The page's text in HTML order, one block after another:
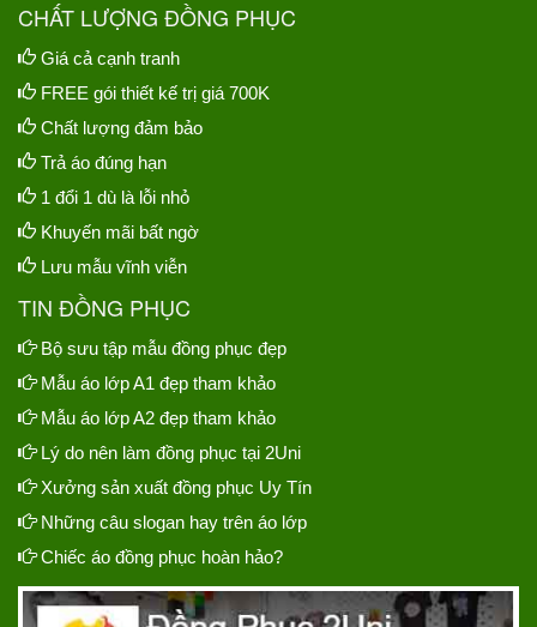
CHẤT LƯỢNG ĐỒNG PHỤC
Giá cả cạnh tranh
FREE gói thiết kế trị giá 700K
Chất lượng đảm bảo
Trả áo đúng hạn
1 đổi 1 dù là lỗi nhỏ
Khuyến mãi bất ngờ
Lưu mẫu vĩnh viễn
TIN ĐỒNG PHỤC
Bộ sưu tập mẫu đồng phục đẹp
Mẫu áo lớp A1 đẹp tham khảo
Mẫu áo lớp A2 đẹp tham khảo
Lý do nên làm đồng phục tại 2Uni
Xưởng sản xuất đồng phục Uy Tín
Những câu slogan hay trên áo lớp
Chiếc áo đồng phục hoàn hảo?